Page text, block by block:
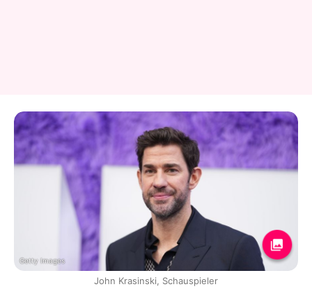
Getty Images
John Krasinski, Schauspieler